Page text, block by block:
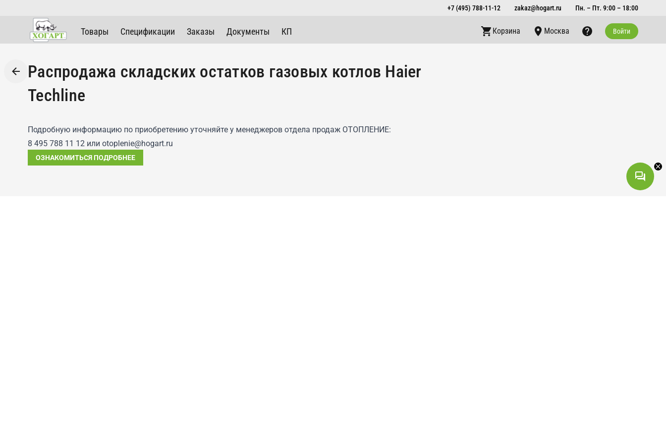
+7 (495) 788-11-12 zakaz@hogart.ru Пн. – Пт. 9:00 – 18:00
Товары Спецификации Заказы Документы КП Корзина Москва Войти
Распродажа складских остатков газовых котлов Haier
Techline
Подробную информацию по приобретению уточняйте у менеджеров отдела продаж ОТОПЛЕНИЕ:
8 495 788 11 12 или otoplenie@hogart.ru
ОЗНАКОМИТЬСЯ ПОДРОБНЕЕ